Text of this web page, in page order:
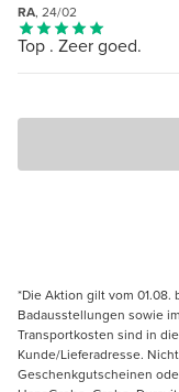
RA, 24/02
Top . Zeer goed.
*Die Aktion gilt vom 01.08.
Badausstellungen sowie
Transportkosten sind in
Kunde/Lieferadresse.
Geschenkgutscheinen